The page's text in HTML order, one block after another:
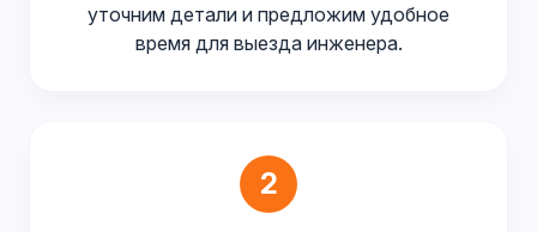
уточним детали и предложим удобное
время для выезда инженера.
2